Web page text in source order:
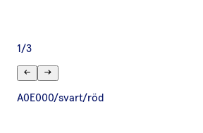
1 /3
A0E000/svart/röd